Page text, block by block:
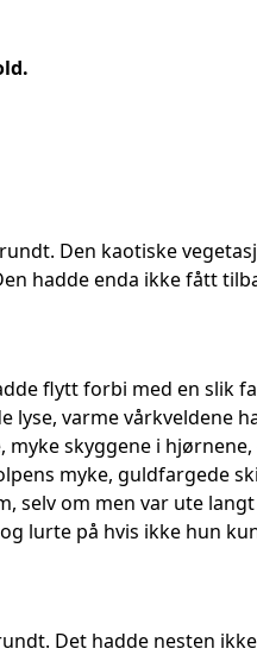
Den kaotiske
hadde enda ikke fått
flytt forbi med en slik
varme vårkveldene
skyggene i
myke, guldfargede
selv om men var ute
lurte på hvis ikke hun
Det hadde nesten